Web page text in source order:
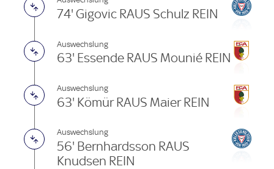
74' Gigovic RAUS Schulz REIN
Auswechslung
63' Essende RAUS Mounié REIN
Auswechslung
63' Kömür RAUS Maier REIN
Auswechslung
56' Bernhardsson RAUS
Knudsen REIN